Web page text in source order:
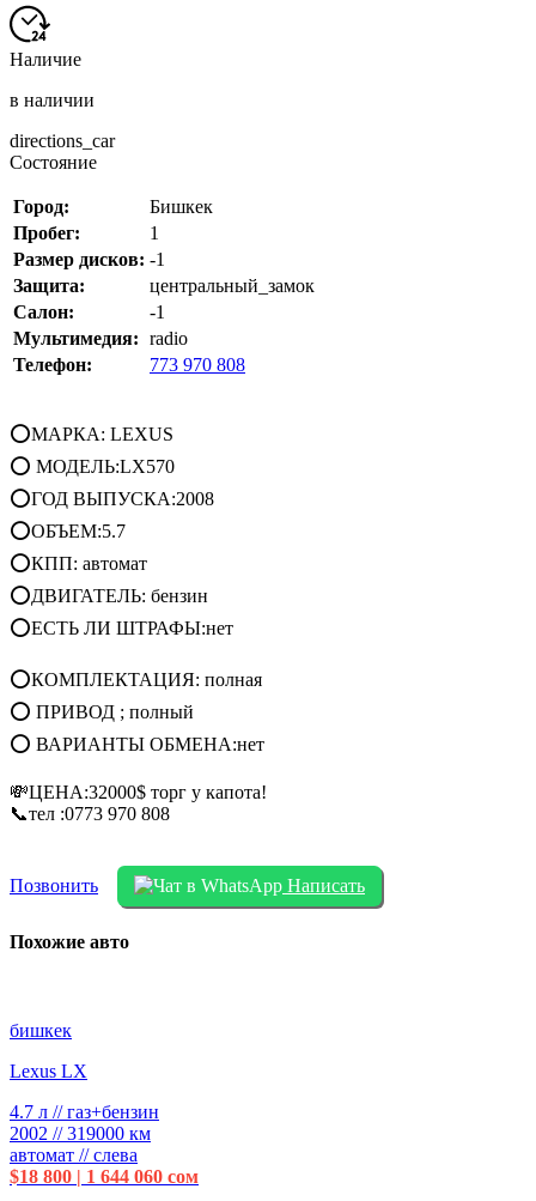
Наличие
в наличии
directions_car
Состояние
Город:
Бишкек
Пробег:
1
Размер дисков: -1
Защита:
центральный_замок
Салон:
-1
Мультимедия: radio
Телефон:
773 970 808
⭕МАРКА: LEXUS
⭕ МОДЕЛЬ:LX570
⭕ГОД ВЫПУСКА:2008
⭕ОБЪЕМ:5.7
⭕КПП: автомат
⭕ДВИГАТЕЛЬ: бензин
⭕ЕСТЬ ЛИ ШТРАФЫ:нет
⭕КОМПЛЕКТАЦИЯ: полная
⭕ ПРИВОД ; полный
⭕ ВАРИАНТЫ ОБМЕНА:нет
💸ЦЕНА:32000$ торг у капота!
📞тел :0773 970 808
Позвонить Написать
Похожие авто
бишкек
Lexus LX
4.7 л // газ+бензин
2002 // 319000 км
автомат // слева
$18 800 | 1 644 060 сом